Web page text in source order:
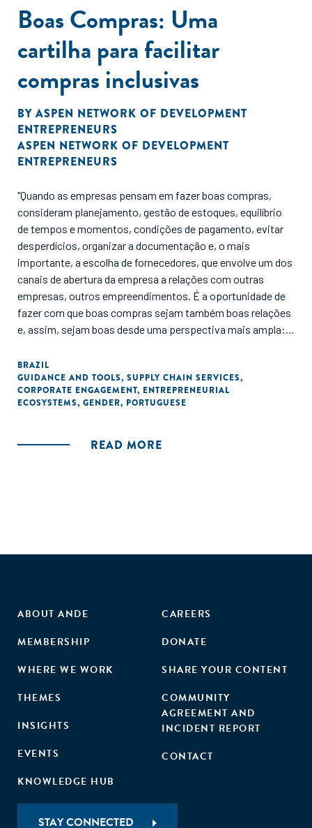
Boas Compras: Uma
cartilha para facilitar
compras inclusivas
BY ASPEN NETWORK OF DEVELOPMENT
ENTREPRENEURS
ASPEN NETWORK OF DEVELOPMENT
ENTREPRENEURS
"Quando as empresas pensam em fazer boas compras,
consideram planejamento, gestão de estoques, equilíbrio
de tempos e momentos, condições de pagamento, evitar
desperdícios, organizar a documentação e, o mais
importante, a escolha de fornecedores, que envolve um dos
canais de abertura da empresa a relações com outras
empresas, outros empreendimentos. É a oportunidade de
fazer com que boas compras sejam também boas relações
e, assim, sejam boas desde uma perspectiva mais ampla:
para a sociedade e para o meio ambiente."
BRAZIL
GUIDANCE AND TOOLS, SUPPLY CHAIN SERVICES,
CORPORATE ENGAGEMENT, ENTREPRENEURIAL
ECOSYSTEMS, GENDER, PORTUGUESE
READ MORE
ABOUT ANDE
MEMBERSHIP
WHERE WE WORK
THEMES
INSIGHTS
EVENTS
KNOWLEDGE HUB
CAREERS
DONATE
SHARE YOUR CONTENT
COMMUNITY
AGREEMENT AND
INCIDENT REPORT
CONTACT
STAY CONNECTED